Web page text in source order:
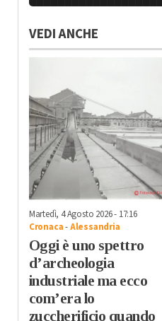
VEDI ANCHE
Martedì, 4 Agosto 2026 - 17:16
Cronaca-Alessandria
Oggi è uno spettro
d’archeologia
industriale ma ecco
com’era lo
zuccherificio quando